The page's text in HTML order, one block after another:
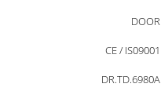
DOOR
CE / IS09001
DR.TD.6980A